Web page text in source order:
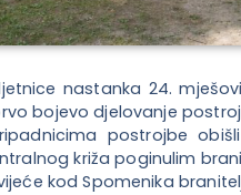
nastanka 24.
bojevo djelovanje
postrojbe
križa poginulim
kod Spomenika